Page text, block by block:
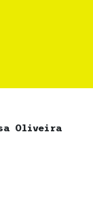
Oliveira